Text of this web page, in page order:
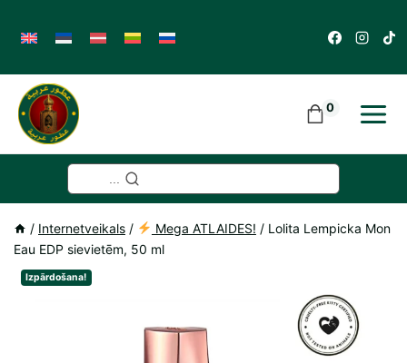
content
0
/ Internetveikals / Mega ATLAIDES! / Lolita Lempicka Mon
Eau EDP sievietēm, 50 ml
Izpārdošana!